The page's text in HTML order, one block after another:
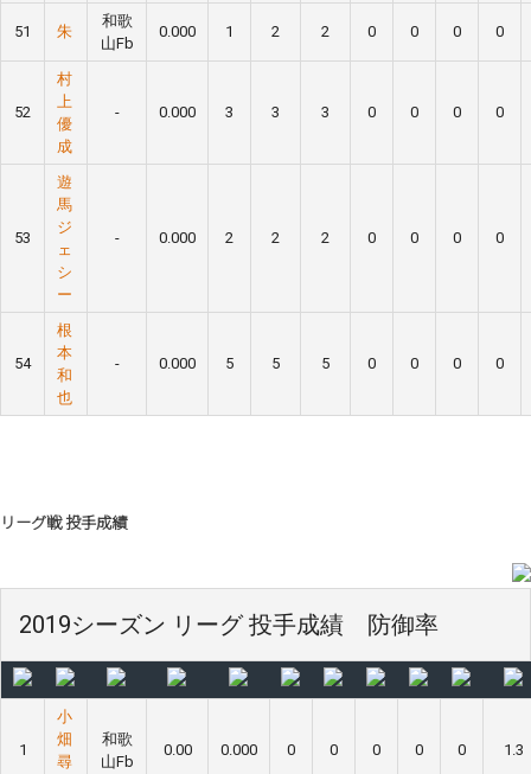
51 朱
和歌
山Fb
0.000 1 2 2 0 0 0 0
52
村
上
優
成
- 0.000 3 3 3 0 0 0 0
53
遊
馬
ジ
ェ
シ
ー
- 0.000 2 2 2 0 0 0 0
54
根
本
和
也
- 0.000 5 5 5 0 0 0 0
リーグ戦 投手成績
2019シーズン リーグ 投手成績 防御率
1
小
畑
尋
和歌
山Fb
0.00 0.000 0 0 0 0 0 1.3